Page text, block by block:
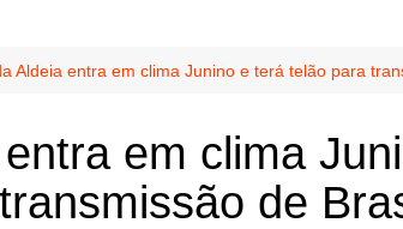
Aldeia entra em clima Junino e terá telão para
em clima
de